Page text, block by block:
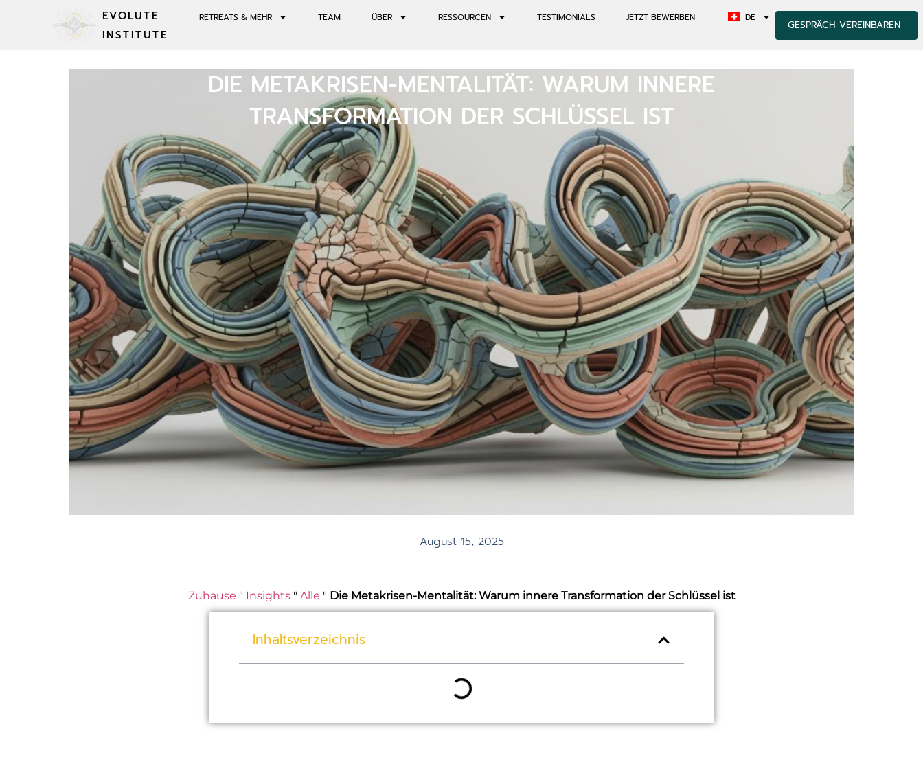
RETREATS & MEHR TEAM ÜBER RESSOURCEN TESTIMONIALS JETZT BEWERBEN DE
GESPRÄCH VEREINBAREN
EVOLUTE
INSTITUTE
DIE METAKRISEN-MENTALITÄT: WARUM INNERE
TRANSFORMATION DER SCHLÜSSEL IST
August 15, 2025
Zuhause " Insights" Alle " Die Metakrisen-Mentalität: Warum innere Transformation der Schlüssel ist
Inhaltsverzeichnis